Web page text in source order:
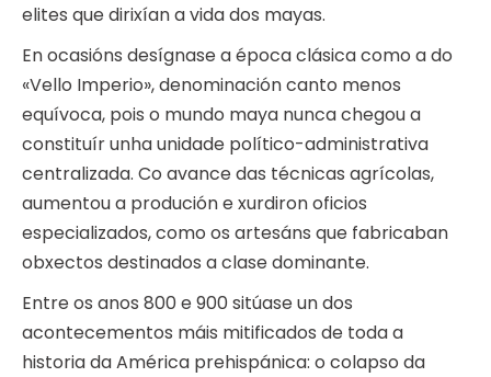
elites que dirixían a vida dos mayas.
En ocasións desígnase a época clásica como a do
«Vello Imperio», denominación canto menos
equívoca, pois o mundo maya nunca chegou a
constituír unha unidade político-administrativa
centralizada. Co avance das técnicas agrícolas,
aumentou a produción e xurdiron oficios
especializados, como os artesáns que fabricaban
obxectos destinados a clase dominante.
Entre os anos 800 e 900 sitúase un dos
acontecementos máis mitificados de toda a
historia da América prehispánica: o colapso da